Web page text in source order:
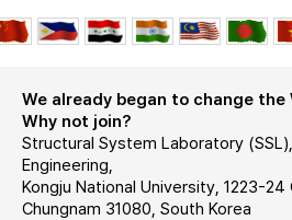
We already began to change the
Why not join?
Structural System Laboratory
Engineering,
Kongju National University, 1223-
Chungnam 31080, South Korea